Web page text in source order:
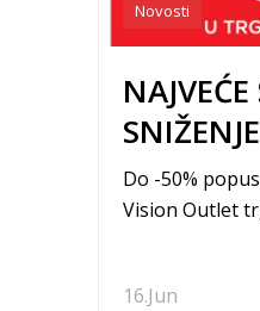
Novosti
Do -50%
Vision Outlet
16.Jun